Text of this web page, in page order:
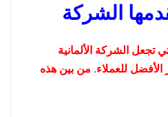
الشركة
تجعل الشركة الألمانية
الأفضل للعملاء. من بين هذه